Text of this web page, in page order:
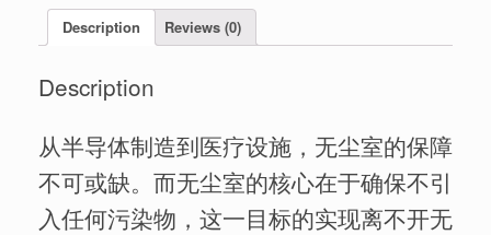
Description Reviews (0)
Description
从半导体制造到医疗设施，无尘室的保障
不可或缺。而无尘室的核心在于确保不引
入任何污染物，这一目标的实现离不开无